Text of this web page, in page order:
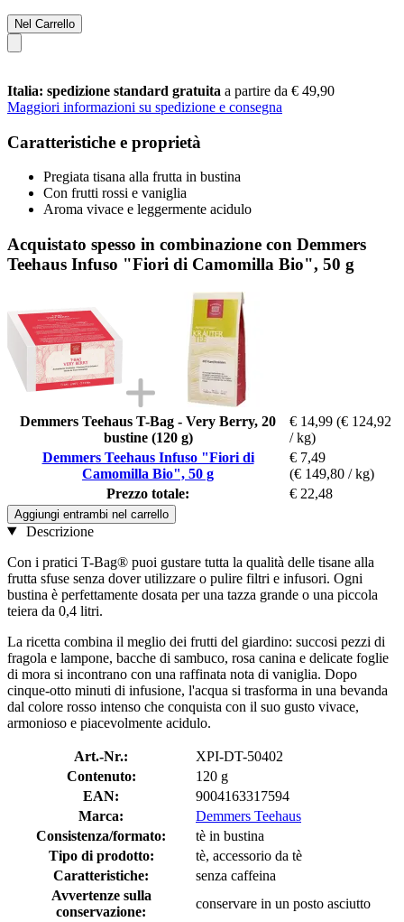
Nel Carrello
Italia: spedizione standard gratuita a partire da € 49,90
Maggiori informazioni su spedizione e consegna
Caratteristiche e proprietà
Pregiata tisana alla frutta in bustina
Con frutti rossi e vaniglia
Aroma vivace e leggermente acidulo
Acquistato spesso in combinazione con Demmers
Teehaus Infuso "Fiori di Camomilla Bio", 50 g
Demmers Teehaus T-Bag - Very Berry, 20
bustine (120 g)
€ 14,99 (€ 124,92
/ kg)
Demmers Teehaus Infuso "Fiori di
Camomilla Bio", 50 g
€ 7,49
(€ 149,80 / kg)
Prezzo totale:
€ 22,48
Aggiungi entrambi nel carrello
Descrizione
Con i pratici T-Bag® puoi gustare tutta la qualità delle tisane alla
frutta sfuse senza dover utilizzare o pulire filtri e infusori. Ogni
bustina è perfettamente dosata per una tazza grande o una piccola
teiera da 0,4 litri.
La ricetta combina il meglio dei frutti del giardino: succosi pezzi di
fragola e lampone, bacche di sambuco, rosa canina e delicate foglie
di mora si incontrano con una raffinata nota di vaniglia. Dopo
cinque-otto minuti di infusione, l'acqua si trasforma in una bevanda
dal colore rosso intenso che conquista con il suo gusto vivace,
armonioso e piacevolmente acidulo.
Art.-Nr.:
XPI-DT-50402
Contenuto:
120 g
EAN:
9004163317594
Marca:
Demmers Teehaus
Consistenza/formato:
tè in bustina
Tipo di prodotto:
tè, accessorio da tè
Caratteristiche:
senza caffeina
Avvertenze sulla
conservazione:
conservare in un posto asciutto